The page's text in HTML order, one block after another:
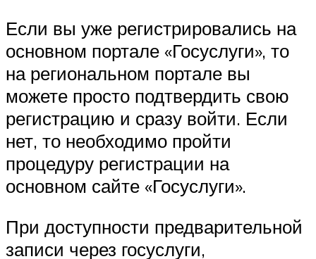
Если вы уже регистрировались на
основном портале «Госуслуги», то
на региональном портале вы
можете просто подтвердить свою
регистрацию и сразу войти. Если
нет, то необходимо пройти
процедуру регистрации на
основном сайте «Госуслуги».
При доступности предварительной
записи через госуслуги,